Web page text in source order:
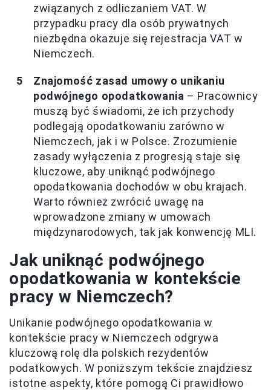
związanych z odliczaniem VAT. W
przypadku pracy dla osób prywatnych
niezbędna okazuje się rejestracja VAT w
Niemczech.
Znajomość zasad umowy o unikaniu
podwójnego opodatkowania – Pracownicy
muszą być świadomi, że ich przychody
podlegają opodatkowaniu zarówno w
Niemczech, jak i w Polsce. Zrozumienie
zasady wyłączenia z progresją staje się
kluczowe, aby uniknąć podwójnego
opodatkowania dochodów w obu krajach.
Warto również zwrócić uwagę na
wprowadzone zmiany w umowach
międzynarodowych, tak jak konwencję MLI.
Jak uniknąć podwójnego
opodatkowania w kontekście
pracy w Niemczech?
Unikanie podwójnego opodatkowania w
kontekście pracy w Niemczech odgrywa
kluczową rolę dla polskich rezydentów
podatkowych. W poniższym tekście znajdziesz
istotne aspekty, które pomogą Ci prawidłowo